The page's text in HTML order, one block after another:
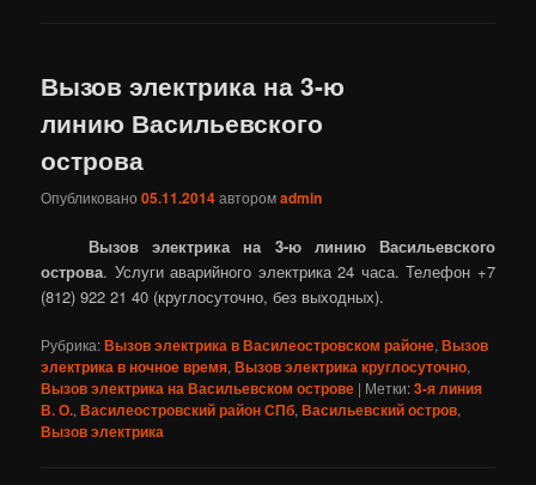
Вызов электрика на 3-ю
линию Васильевского
острова
Опубликовано05.11.2014авторомadmin
Вызов электрика на 3-ю линию Васильевского
острова. Услуги аварийного электрика 24 часа. Телефон +7
(812) 922 21 40 (круглосуточно, без выходных).
Рубрика:Вызов электрика в Василеостровском районе,Вызов
электрика в ночное время,Вызов электрика круглосуточно,
Вызов электрика на Васильевском острове | Метки:3-я линия
В. О.,Василеостровский район СПб,Васильевский остров,
Вызов электрика